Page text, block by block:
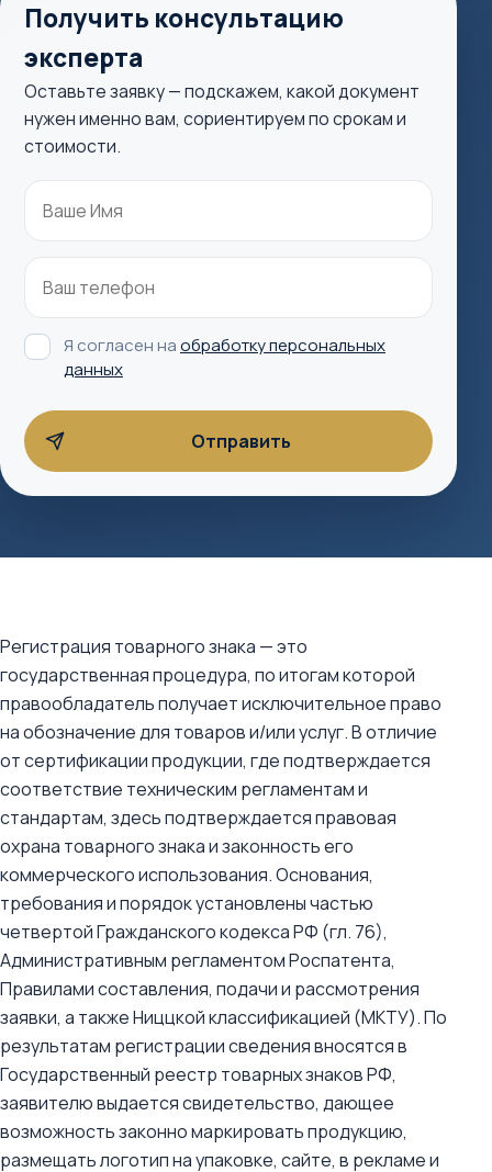
Получить консультацию
эксперта
Оставьте заявку — подскажем, какой документ
нужен именно вам, сориентируем по срокам и
стоимости.
Я согласен наобработку персональных
данных
Регистрация товарного знака — это
государственная процедура, по итогам которой
правообладатель получает исключительное право
на обозначение для товаров и/или услуг. В отличие
от сертификации продукции, где подтверждается
соответствие техническим регламентам и
стандартам, здесь подтверждается правовая
охрана товарного знака и законность его
коммерческого использования. Основания,
требования и порядок установлены частью
четвертой Гражданского кодекса РФ (гл. 76),
Административным регламентом Роспатента,
Правилами составления, подачи и рассмотрения
заявки, а также Ниццкой классификацией (МКТУ). По
результатам регистрации сведения вносятся в
Государственный реестр товарных знаков РФ,
заявителю выдается свидетельство, дающее
возможность законно маркировать продукцию,
размещать логотип на упаковке, сайте, в рекламе и